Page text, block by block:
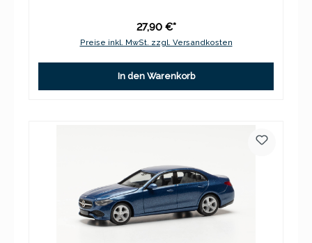
27,90 €*
Preise inkl. MwSt. zzgl. Versandkosten
In den Warenkorb